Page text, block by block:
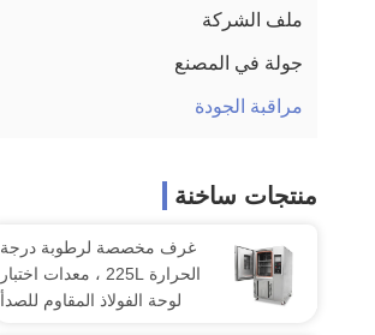
ملف الشركة
جولة في المصنع
مراقبة الجودة
منتجات ساخنة
غرف مخصصة لرطوبة درجة
الحرارة 225L ، معدات اختبار
لوحة الفولاذ المقاوم للصدأ